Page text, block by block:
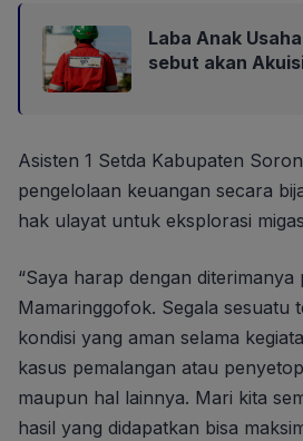
Laba Anak
sebut akan
Asisten 1 Setda Kabupaten
pengelolaan keuangan secara
hak ulayat untuk eksplorasi
“Saya harap dengan
Mamaringgofok. Segala sesuatu
kondisi yang aman selama
kasus pemalangan atau
maupun hal lainnya. Mari kita
hasil yang didapatkan bisa